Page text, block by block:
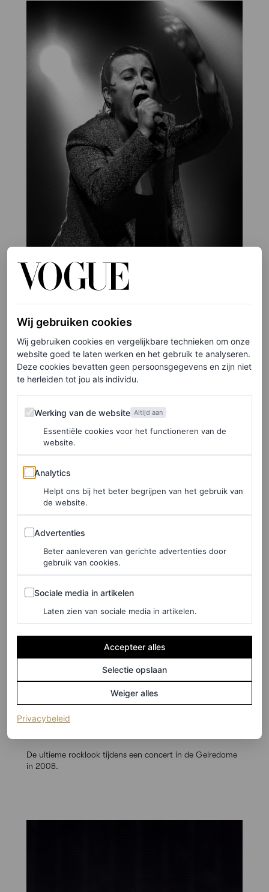
©ANP
4/9
Anouk op het Noorderslag Festival in 2002, waar ze de
Nederlandse Popprijs ontvangt.
©ANP
De ultieme rocklook tijdens een concert in de Gelredome
in 2008.
Wij gebruiken cookies
Wij gebruiken cookies en vergelijkbare technieken om onze
website goed te laten werken en het gebruik te analyseren.
Deze cookies bevatten geen persoonsgegevens en zijn niet
te herleiden tot jou als individu.
Werking van de website
Werking van de website Altijd aan
Essentiële cookies voor het functioneren van de
website.
Analytics
Analytics
Helpt ons bij het beter begrijpen van het gebruik van
de website.
Advertenties
Advertenties
Beter aanleveren van gerichte advertenties door
gebruik van cookies.
Sociale media in artikelen
Sociale media in artikelen
Laten zien van sociale media in artikelen.
Accepteer alles
Selectie opslaan
Weiger alles
Privacybeleid